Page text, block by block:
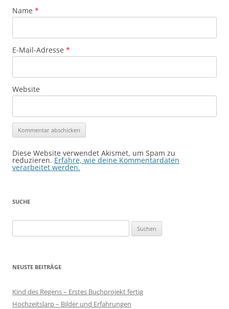
Name *
E-Mail-Adresse *
Website
Diese Website verwendet Akismet, um Spam zu
reduzieren. Erfahre, wie deine Kommentardaten
verarbeitet werden.
SUCHE
nach:
NEUSTE BEITRÄGE
Kind des Regens – Erstes Buchprojekt fertig
Hochzeitslarp – Bilder und Erfahrungen